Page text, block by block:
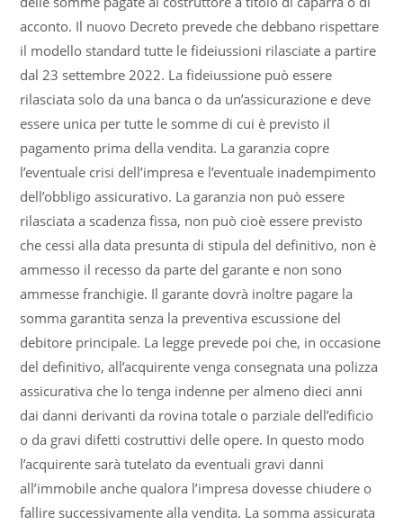
acconto. Il nuovo Decreto prevede che debbano rispettare
il modello standard tutte le fideiussioni rilasciate a partire
dal 23 settembre 2022. La fideiussione può essere
rilasciata solo da una banca o da un’assicurazione e deve
essere unica per tutte le somme di cui è previsto il
pagamento prima della vendita. La garanzia copre
l’eventuale crisi dell’impresa e l’eventuale inadempimento
dell’obbligo assicurativo. La garanzia non può essere
rilasciata a scadenza fissa, non può cioè essere previsto
che cessi alla data presunta di stipula del definitivo, non è
ammesso il recesso da parte del garante e non sono
ammesse franchigie. Il garante dovrà inoltre pagare la
somma garantita senza la preventiva escussione del
debitore principale. La legge prevede poi che, in occasione
del definitivo, all’acquirente venga consegnata una polizza
assicurativa che lo tenga indenne per almeno dieci anni
dai danni derivanti da rovina totale o parziale dell’edificio
o da gravi difetti costruttivi delle opere. In questo modo
l’acquirente sarà tutelato da eventuali gravi danni
all’immobile anche qualora l’impresa dovesse chiudere o
fallire successivamente alla vendita. La somma assicurata